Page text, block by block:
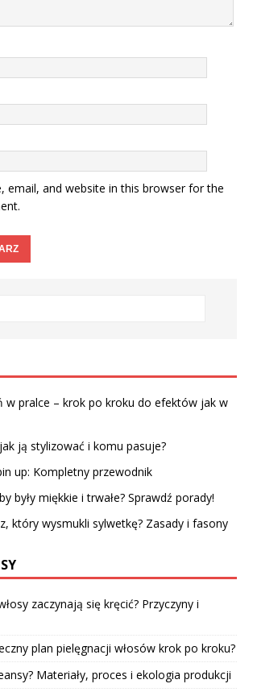
email, and website in this browser for the
w pralce – krok po kroku do efektów jak w
ją stylizować i komu pasuje?
up: Kompletny przewodnik
były miękkie i trwałe? Sprawdź porady!
który wysmukli sylwetkę? Zasady i fasony
zaczynają się kręcić? Przyczyny i
plan pielęgnacji włosów krok po kroku?
Materiały, proces i ekologia produkcji